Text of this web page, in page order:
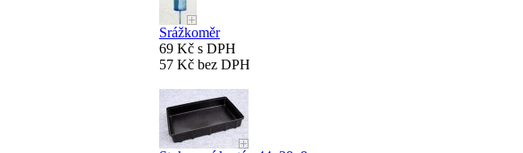
Srážkoměr
69 Kč s DPH
57 Kč bez DPH